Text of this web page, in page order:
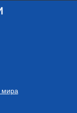
мира